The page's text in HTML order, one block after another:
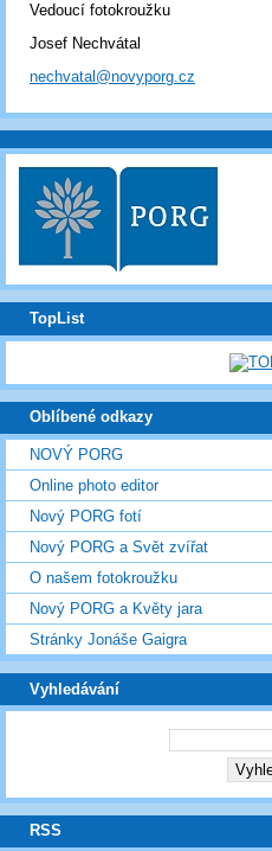
Vedoucí fotokroužku
Josef Nechvátal
nechvatal@novyporg.cz
TopList
Oblíbené odkazy
NOVÝ PORG
Online photo editor
Nový PORG fotí
Nový PORG a Svět zvířat
O našem fotokroužku
Nový PORG a Květy jara
Stránky Jonáše Gaigra
Vyhledávání
RSS